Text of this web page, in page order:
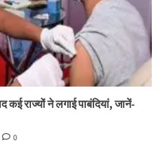
राज्यों ने लगाई पाबंदियां, जानें-
0